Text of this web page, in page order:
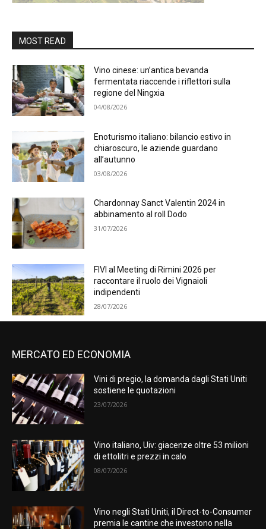
MOST READ
Vino cinese: un’antica bevanda
fermentata riaccende i riflettori sulla
regione del Ningxia
04/08/2026
Enoturismo italiano: bilancio estivo in
chiaroscuro, le aziende guardano
all’autunno
03/08/2026
Chardonnay Sanct Valentin 2024 in
abbinamento al roll Dodo
31/07/2026
FIVI al Meeting di Rimini 2026 per
raccontare il ruolo dei Vignaioli
indipendenti
28/07/2026
MERCATO ED ECONOMIA
Vini di pregio, la domanda dagli Stati Uniti
sostiene le quotazioni
23/07/2026
Vino italiano, Uiv: giacenze oltre 53 milioni
di ettolitri e prezzi in calo
08/07/2026
Vino negli Stati Uniti, il Direct-to-Consumer
premia le cantine che investono nella